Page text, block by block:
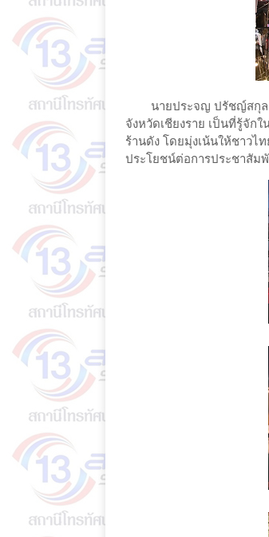
นายประจญ ปรัชญ์สกุล
จังหวัดเชียงราย เป็นที่รู้จัก
ร้านดัง โดยมุ่งเน้นให้ชาวไ
ประโยชน์ต่อการประชาสัม